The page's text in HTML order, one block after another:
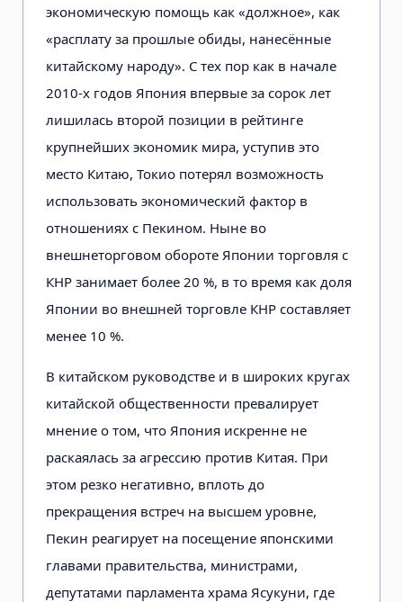
экономическую помощь как «должное», как
«расплату за прошлые обиды, нанесённые
китайскому народу». С тех пор как в начале
2010-х годов Япония впервые за сорок лет
лишилась второй позиции в рейтинге
крупнейших экономик мира, уступив это
место Китаю, Токио потерял возможность
использовать экономический фактор в
отношениях с Пекином. Ныне во
внешнеторговом обороте Японии торговля с
КНР занимает более 20 %, в то время как доля
Японии во внешней торговле КНР составляет
менее 10 %.
В китайском руководстве и в широких кругах
китайской общественности превалирует
мнение о том, что Япония искренне не
раскаялась за агрессию против Китая. При
этом резко негативно, вплоть до
прекращения встреч на высшем уровне,
Пекин реагирует на посещение японскими
главами правительства, министрами,
депутатами парламента храма Ясукуни, где